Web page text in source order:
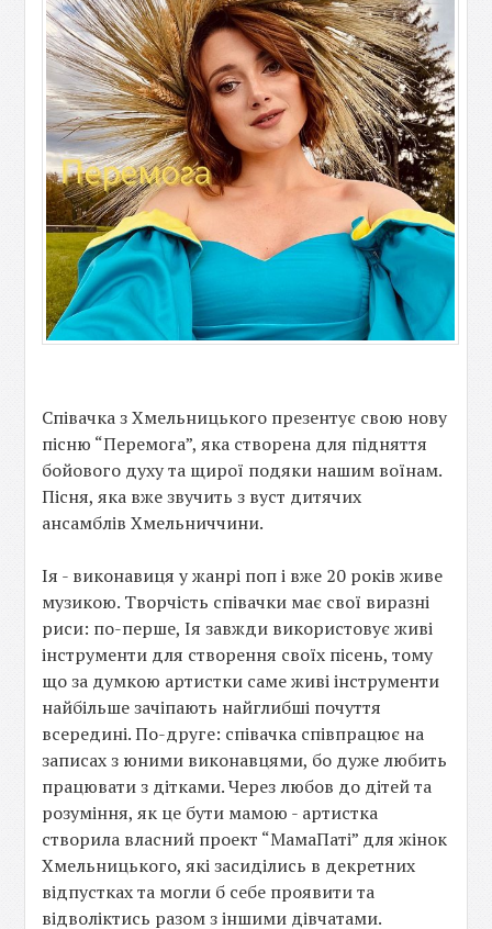
Співачка з Хмельницького презентує свою нову
пісню “Перемога”, яка створена для підняття
бойового духу та щирої подяки нашим воїнам.
Пісня, яка вже звучить з вуст дитячих
ансамблів Хмельниччини.
Ія - виконавиця у жанрі поп і вже 20 років живе
музикою. Творчість співачки має свої виразні
риси: по-перше, Ія завжди використовує живі
інструменти для створення своїх пісень, тому
що за думкою артистки саме живі інструменти
найбільше зачіпають найглибші почуття
всередині. По-друге: співачка співпрацює на
записах з юними виконавцями, бо дуже любить
працювати з дітками. Через любов до дітей та
розуміння, як це бути мамою - артистка
створила власний проект “МамаПаті” для жінок
Хмельницького, які засиділись в декретних
відпустках та могли б себе проявити та
відволіктись разом з іншими дівчатами.